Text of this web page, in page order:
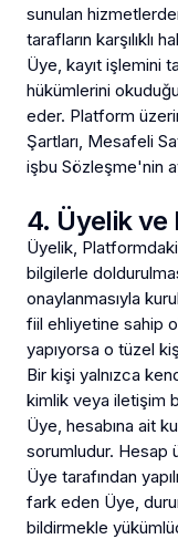
sunulan
tarafların karşılıklı
Üye, kayıt işlemini
hükümlerini
eder. Platform
Şartları, Mesafeli
işbu Sözleşme'nin
4. Üyelik ve
Üyelik,
bilgilerle
onaylanmasıyla
fiil ehliyetine sahip
yapıyorsa o tüzel
Bir kişi yalnızca
kimlik veya iletişim
Üye, hesabına ait
sorumludur. Hesap
Üye tarafından
fark eden Üye,
bildirmekle